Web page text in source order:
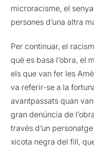
microracisme, el
persones d’una altra
Per continuar, el
què es basa l’obra, el
els que van fer les
va referir-se a la
avantpassats quan
gran denúncia de
través d’un
xicota negra del fill,